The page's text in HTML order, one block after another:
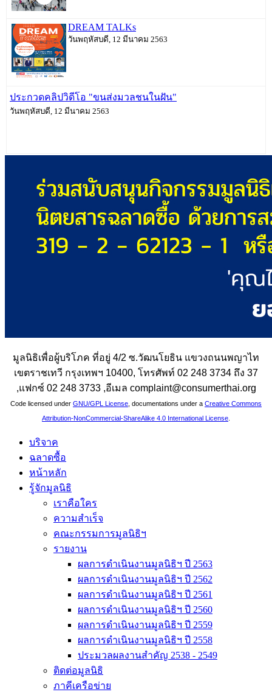
DREAM TALKs
วันพฤหัสบดี, 12 มีนาคม 2563
ประกวดคลิปวิดีโอ "ขนส่งมวลชนในฝัน"
วันพฤหัสบดี, 12 มีนาคม 2563
มูลนิธิเพื่อผู้บริโภค ที่อยู่ 4/2 ซ.วัฒนโยธิน แขวงถนนพญาไท
เขตราชเทวี กรุงเทพฯ 10400, โทรศัพท์ 02 248 3734 ถึง 37
,แฟกซ์ 02 248 3733 ,อีเมล complaint@consumerthai.org
Code licensed under GNU/GPL License, documentations under a Creative Commons
Attribution-NonCommercial-ShareAlike 4.0 International License.
บริจาค
ฉลาดซื้อ
หน้าหลัก
รู้จักมูลนิธิ
เราคือใคร
ความสำเร็จ
คณะกรรมการมูลนิธิฯ
รายงาน
ผลการดำเนินงานมูลนิธิฯ ปี 2563
ผลการดำเนินงานมูลนิธิฯ ปี 2562
ผลการดำเนินงานมูลนิธิฯ ปี 2561
ผลการดำเนินงานมูลนิธิฯ ปี 2560
ผลการดำเนินงานมูลนิธิฯ ปี 2559
ผลการดำเนินงานมูลนิธิฯ ปี 2558
ประมวลผลงานสำคัญ 2538 - 2549
ติดต่อมูลนิธิ
ภาคีเครือข่าย